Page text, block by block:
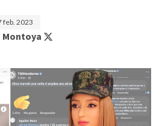
feb. 2023
Montoya